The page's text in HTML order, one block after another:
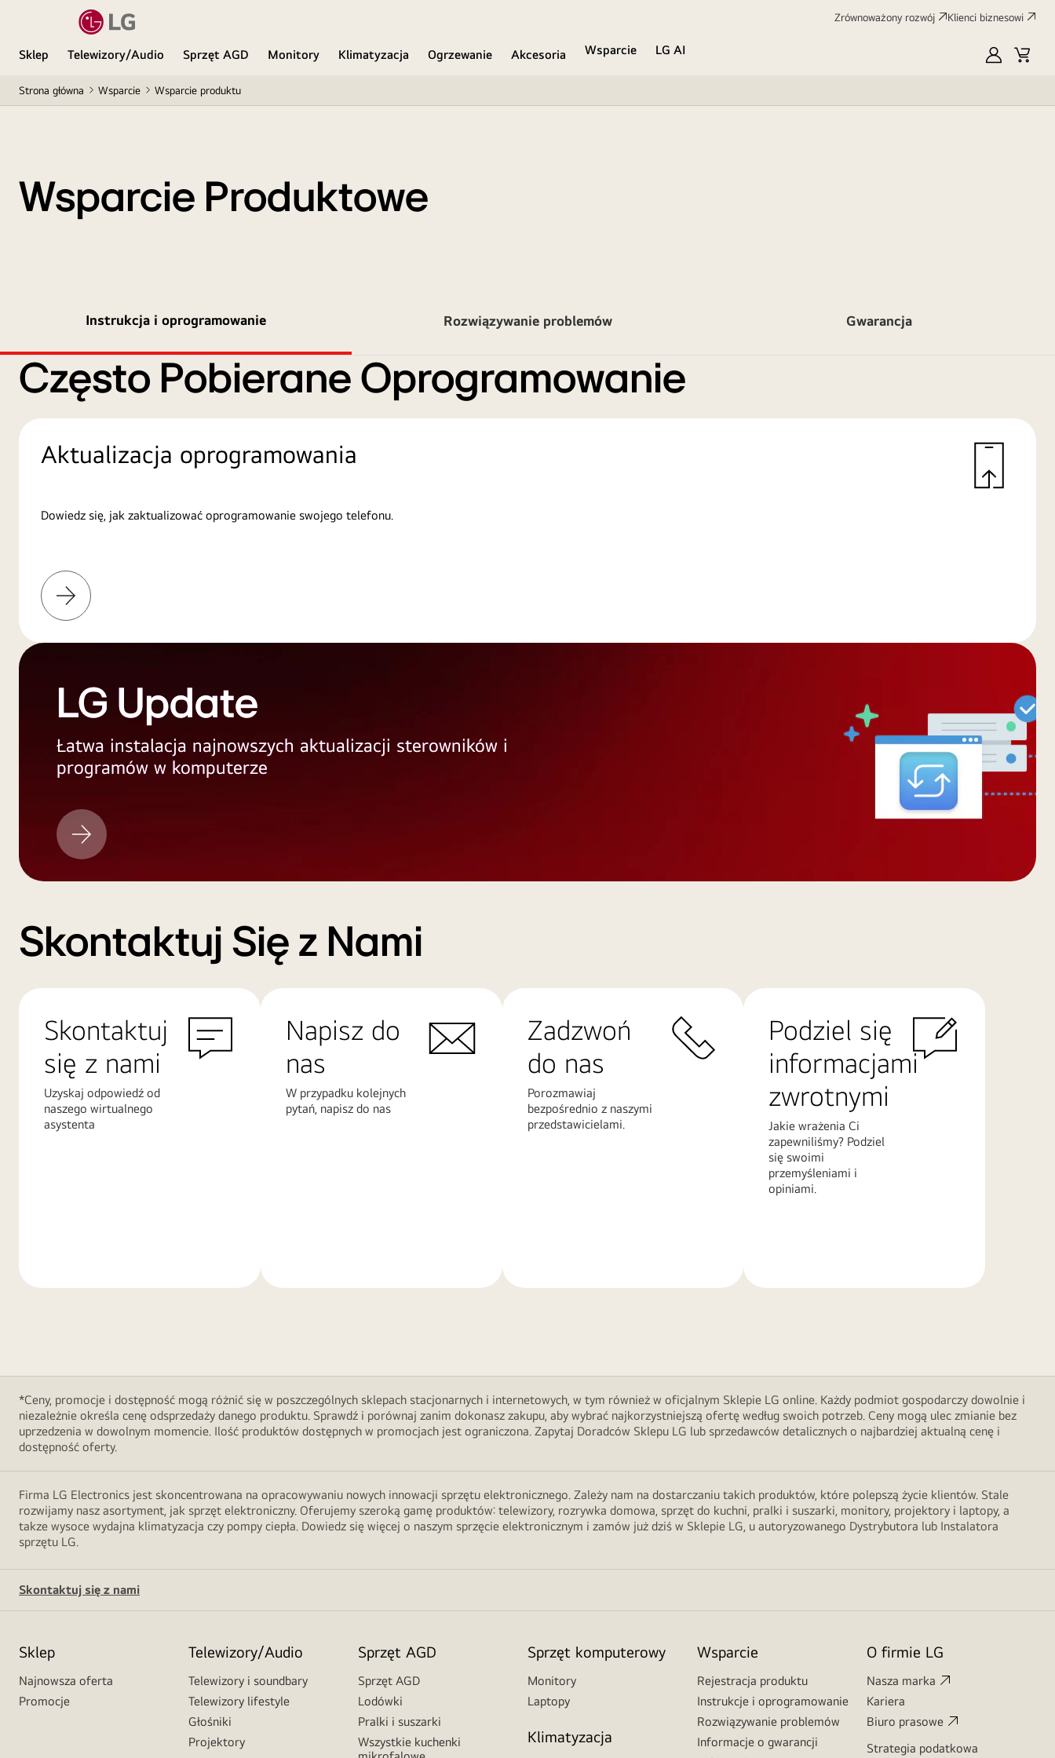
Zrównoważony rozwój Klienci biznesowi
Sklep Telewizory/Audio Sprzęt AGD Monitory Klimatyzacja Ogrzewanie Akcesoria Wsparcie
LG AI
MyLG
Strona główna Wsparcie Wsparcie produktu
Wsparcie Produktowe
Instrukcja i oprogramowanie Rozwiązywanie problemów Gwarancja
Często Pobierane Oprogramowanie
Aktualizacja oprogramowania
Dowiedz się, jak zaktualizować oprogramowanie swojego telefonu.
Więcej
informacji
LG Update
Łatwa instalacja najnowszych aktualizacji sterowników i
programów w komputerze
LG
Update
Skontaktuj Się z Nami
Skontaktuj
się z nami
Uzyskaj odpowiedź od
naszego wirtualnego
asystenta
Napisz do
nas
W przypadku kolejnych
pytań, napisz do nas
Zadzwoń
do nas
Porozmawiaj
bezpośrednio z naszymi
przedstawicielami.
Podziel się
informacjami
zwrotnymi
Jakie wrażenia Ci
zapewniliśmy? Podziel
się swoimi
przemyśleniami i
opiniami.
*Ceny, promocje i dostępność mogą różnić się w poszczególnych sklepach stacjonarnych i internetowych, w tym również w oficjalnym Sklepie LG online. Każdy podmiot gospodarczy dowolnie i
niezależnie określa cenę odsprzedaży danego produktu. Sprawdź i porównaj zanim dokonasz zakupu, aby wybrać najkorzystniejszą ofertę według swoich potrzeb. Ceny mogą ulec zmianie bez
uprzedzenia w dowolnym momencie. Ilość produktów dostępnych w promocjach jest ograniczona. Zapytaj Doradców Sklepu LG lub sprzedawców detalicznych o najbardziej aktualną cenę i
dostępność oferty.
Firma LG Electronics jest skoncentrowana na opracowywaniu nowych innowacji sprzętu elektronicznego. Zależy nam na dostarczaniu takich produktów, które polepszą życie klientów. Stale
rozwijamy nasz asortyment, jak sprzęt elektroniczny. Oferujemy szeroką gamę produktów: telewizory, rozrywka domowa, sprzęt do kuchni, pralki i suszarki, monitory, projektory i laptopy, a
takze wysoce wydajna klimatyzacja czy pompy ciepła. Dowiedz się więcej o naszym sprzęcie elektronicznym i zamów już dziś w Sklepie LG, u autoryzowanego Dystrybutora lub Instalatora
sprzętu LG.
Skontaktuj się z nami
Sklep
Najnowsza oferta
Promocje
Telewizory/Audio
Telewizory i soundbary
Telewizory lifestyle
Głośniki
Projektory
Sprzęt AGD
Sprzęt AGD
Lodówki
Pralki i suszarki
Wszystkie kuchenki
Sprzęt komputerowy
Monitory
Laptopy
Klimatyzacja
Wsparcie
Rejestracja produktu
Instrukcje i oprogramowanie
Rozwiązywanie problemów
Informacje o gwarancji
O firmie LG
Nasza marka
Kariera
Biuro prasowe
Strategia podatkowa